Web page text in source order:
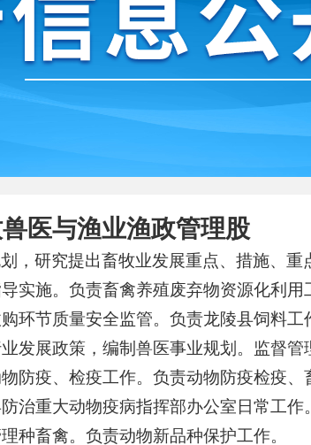
医与渔业渔政管理股
，研究提出畜牧业发展重点、措施、重
实施。负责畜禽养殖废弃物资源化利
环节质量安全监管。负责龙陵县饲料
发展政策，编制兽医事业规划。监督
防疫、检疫工作。负责动物防疫检疫、
治重大动物疫病指挥部办公室日常工作
种畜禽。负责动物新品种保护工作。